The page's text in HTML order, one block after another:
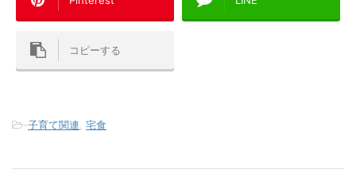
コピーする
-子育て関連 宅食